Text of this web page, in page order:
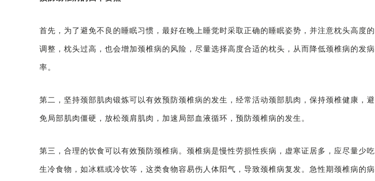
首先，为了避免不良的睡眠习惯，最好在晚上睡觉时采取正确的睡眠姿势，并注意枕头高度的
调整，枕头过高，也会增加颈椎病的风险，尽量选择高度合适的枕头，从而降低颈椎病的发病
率。
第二，坚持颈部肌肉锻炼可以有效预防颈椎病的发生，经常活动颈部肌肉，保持颈椎健康，避
免局部肌肉僵硬，放松颈肩肌肉，加速局部血液循环，预防颈椎病的发生。
第三，合理的饮食可以有效预防颈椎病。颈椎病是慢性劳损性疾病，虚寒证居多，应尽量少吃
生冷食物，如冰糕或冷饮等，这类食物容易伤人体阳气，导致颈椎病复发。急性期颈椎病的病